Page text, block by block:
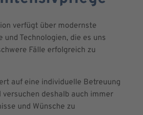
verfügt über modernste
und Technologien, die es uns
Fälle erfolgreich zu
auf eine individuelle Betreuung
deshalb auch immer
und Wünsche zu